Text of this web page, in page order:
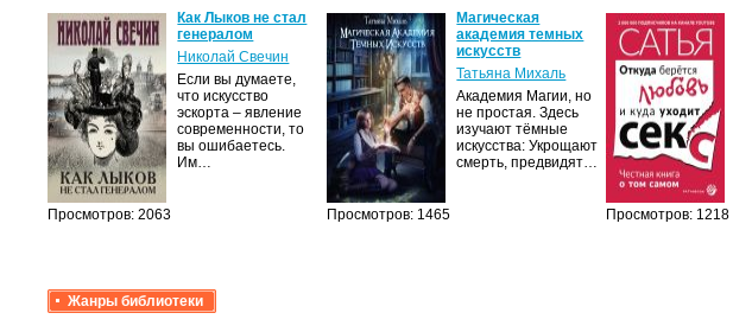
Просмотров: 2063
Как Лыков не стал
генералом
Николай Свечин
Если вы думаете,
что искусство
эскорта – явление
современности, то
вы ошибаетесь.
Им…
Просмотров: 1465
Магическая
академия темных
искусств
Татьяна Михаль
Академия Магии, но
не простая. Здесь
изучают тёмные
искусства: Укрощают
смерть, предвидят…
Просмотров: 1218
Жанры библиотеки